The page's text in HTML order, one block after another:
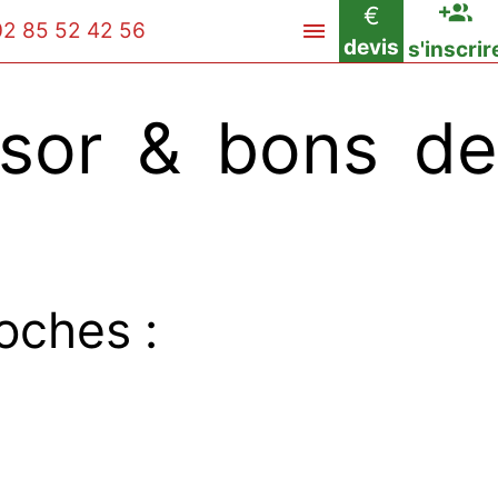
85 52 42 56
€
devis
& bons de
: